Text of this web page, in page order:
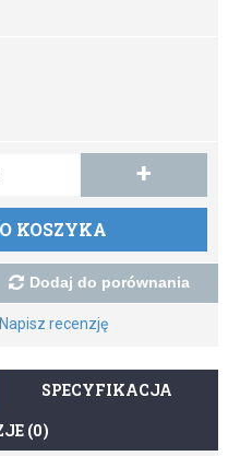
+
KOSZYKA
Dodaj do porównania
Napisz recenzję
SPECYFIKACJA
(0)